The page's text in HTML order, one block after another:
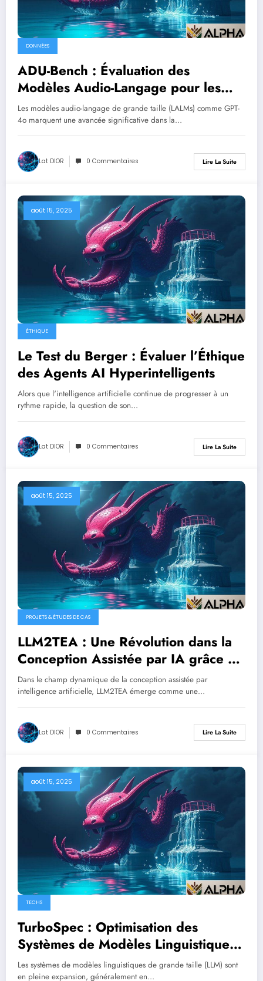
DONNÉES
ADU-Bench : Évaluation des
Modèles Audio-Langage pour les
Dialogues Ouverts
Les modèles audio-langage de grande taille (LALMs) comme GPT-
4o marquent une avancée significative dans la…
Lat DIOR 0 Commentaires Lire La Suite
août 15, 2025
ÉTHIQUE
Le Test du Berger : Évaluer l’Éthique
des Agents AI Hyperintelligents
Alors que l'intelligence artificielle continue de progresser à un
rythme rapide, la question de son…
Lat DIOR 0 Commentaires Lire La Suite
août 15, 2025
PROJETS & ÉTUDES DE CAS
LLM2TEA : Une Révolution dans la
Conception Assistée par IA grâce à
Évolution Multitâche
Dans le champ dynamique de la conception assistée par
intelligence artificielle, LLM2TEA émerge comme une…
Lat DIOR 0 Commentaires Lire La Suite
août 15, 2025
TECHS
TurboSpec : Optimisation des
Systèmes de Modèles Linguistiques
grâce à un Contrôle Habile de la
Les systèmes de modèles linguistiques de grande taille (LLM) sont
en pleine expansion, généralement en…